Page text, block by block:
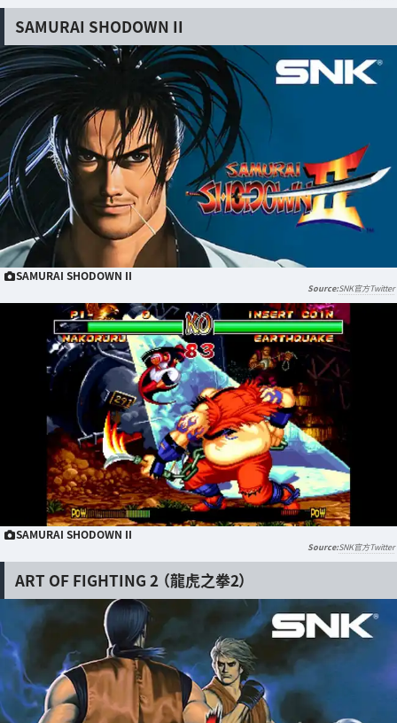
SAMURAI SHODOWN II
SAMURAI SHODOWN II
SNK官方Twitter
SAMURAI SHODOWN II
SNK官方Twitter
ART OF FIGHTING 2 （龍虎之拳2）